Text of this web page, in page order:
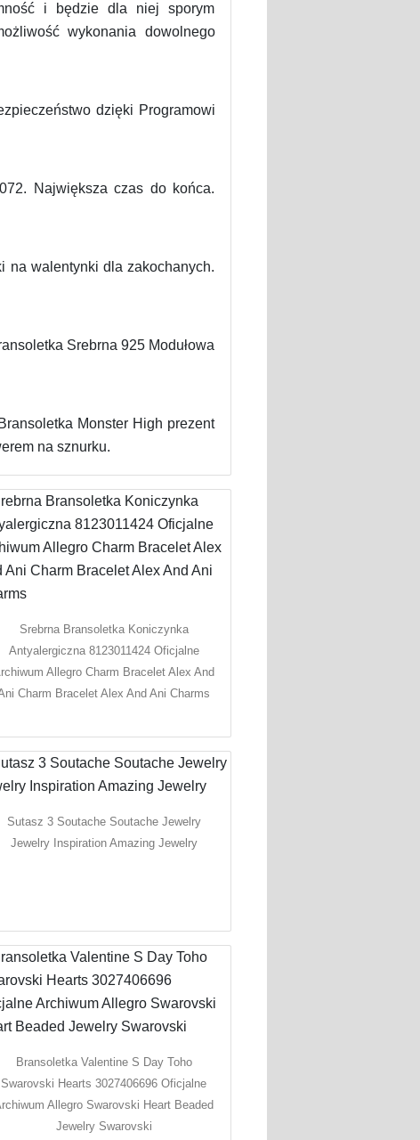
i będzie dla niej sporym
wykonania dowolnego
dzięki Programowi
Największa czas do końca.
na walentynki dla zakochanych.
Srebrna 925 Modułowa
Monster High prezent
na sznurku.
Srebrna Bransoletka Koniczynka
Antyalergiczna 8123011424 Oficjalne
Allegro Charm Bracelet Alex And
Charm Bracelet Alex And Ani Charms
Sutasz 3 Soutache Soutache Jewelry
Jewelry Inspiration Amazing Jewelry
Bransoletka Valentine S Day Toho
Swarovski Hearts 3027406696 Oficjalne
Allegro Swarovski Heart Beaded
Jewelry Swarovski